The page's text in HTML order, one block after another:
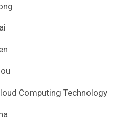
Computing Technology